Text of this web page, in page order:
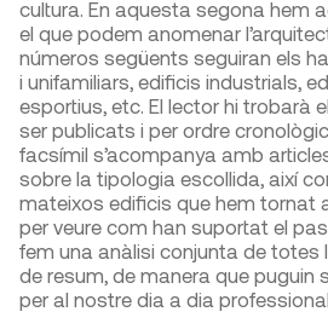
cultura. En aquesta segona hem
el que podem anomenar
números següents seguiran els
i unifamiliars, edificis industrials,
esportius, etc. El lector hi trobarà
ser publicats i per ordre
facsímil s’acompanya amb
sobre la tipologia escollida, així
mateixos edificis que hem tornat
per veure com han suportat el
fem una anàlisi conjunta de totes
de resum, de manera que puguin
per al nostre dia a dia